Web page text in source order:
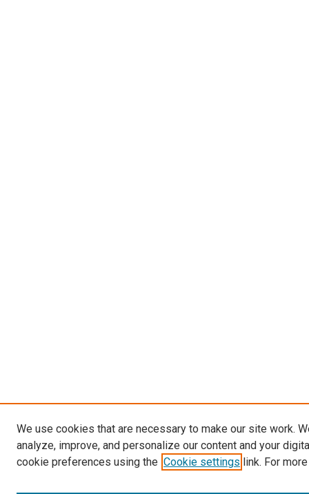
We use cookies that are necessary to make our site work.
analyze, improve, and personalize our content and your
cookie preferences using the Cookie settings link. For